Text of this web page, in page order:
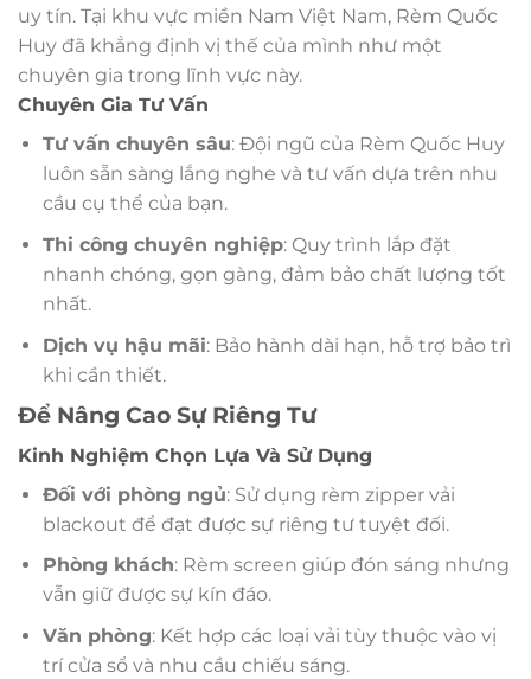
uy tín. Tại khu vực miền Nam Việt Nam, Rèm Quốc
Huy đã khẳng định vị thế của mình như một
chuyên gia trong lĩnh vực này.
Chuyên Gia Tư Vấn
Tư vấn chuyên sâu: Đội ngũ của Rèm Quốc Huy
luôn sẵn sàng lắng nghe và tư vấn dựa trên nhu
cầu cụ thể của bạn.
Thi công chuyên nghiệp: Quy trình lắp đặt
nhanh chóng, gọn gàng, đảm bảo chất lượng tốt
nhất.
Dịch vụ hậu mãi: Bảo hành dài hạn, hỗ trợ bảo trì
khi cần thiết.
Để Nâng Cao Sự Riêng Tư
Kinh Nghiệm Chọn Lựa Và Sử Dụng
Đối với phòng ngủ: Sử dụng rèm zipper vải
blackout để đạt được sự riêng tư tuyệt đối.
Phòng khách: Rèm screen giúp đón sáng nhưng
vẫn giữ được sự kín đáo.
Văn phòng: Kết hợp các loại vải tùy thuộc vào vị
trí cửa sổ và nhu cầu chiếu sáng.